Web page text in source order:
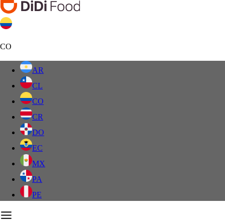
CO
AR
CL
CO
CR
DO
EC
MX
PA
PE